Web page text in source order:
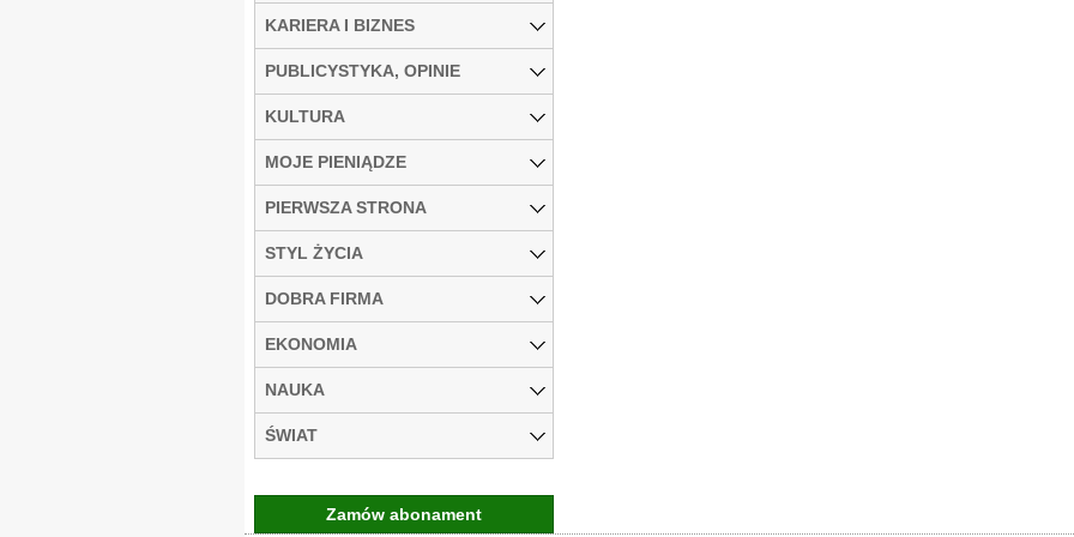
KARIERA I BIZNES
PUBLICYSTYKA, OPINIE
KULTURA
MOJE PIENIĄDZE
PIERWSZA STRONA
STYL ŻYCIA
DOBRA FIRMA
EKONOMIA
NAUKA
ŚWIAT
Zamów abonament